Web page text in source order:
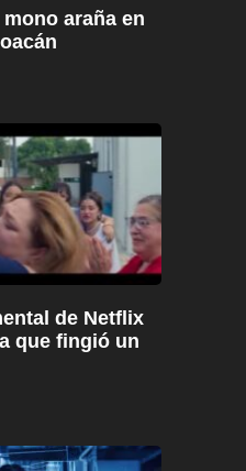
araña en
de Netflix
que fingió un